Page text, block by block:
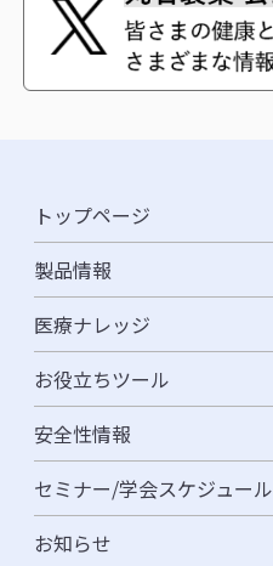
トップページ
製品情報
医療ナレッジ
お役立ちツール
安全性情報
セミナー/学会スケジュール
お知らせ